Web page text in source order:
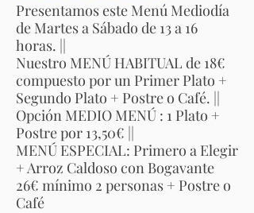
Presentamos este Menú Mediodía
de Martes a Sábado de 13 a 16
horas. ||
Nuestro MENÚ HABITUAL de 18€
compuesto por un Primer Plato +
Segundo Plato + Postre o Café. ||
Opción MEDIO MENÚ : 1 Plato +
Postre por 13,50€ ||
MENÚ ESPECIAL: Primero a Elegir
+ Arroz Caldoso con Bogavante
26€ mínimo 2 personas + Postre o
Café